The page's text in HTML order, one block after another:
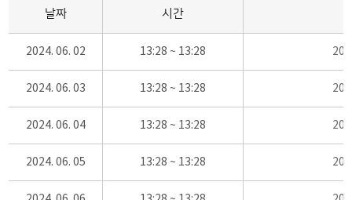
날짜 시간
2024. 06. 02 13:28 ~ 13:28
2024. 06. 03 13:28 ~ 13:28
2024. 06. 04 13:28 ~ 13:28
2024. 06. 05 13:28 ~ 13:28